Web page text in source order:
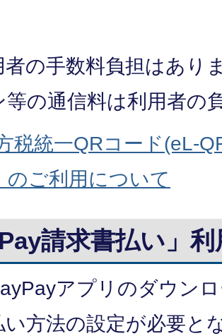
者の手数料負担はあり
等の通信料は利用者の
税統一QRコード(eL-
のご利用について
請求書払い」
アプリのダウン
い方法の設定が必要と